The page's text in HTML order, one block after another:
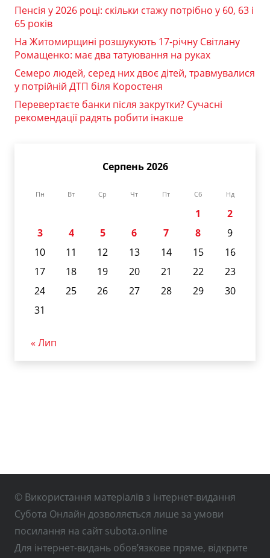
Пенсія у 2026 році: скільки стажу потрібно у 60, 63 і
65 років
На Житомирщині розшукують 17-річну Світлану
Ромащенко: має два татуювання на руках
Семеро людей, серед них двоє дітей, травмувалися
у потрійній ДТП біля Коростеня
Перевертаєте банки після закрутки? Сучасні
рекомендації радять робити інакше
Серпень 2026
Пн Вт Ср Чт Пт Сб Нд
1
2
3
4 5 6 7 8
9
10
11 12 13 14 15
16
17
18 19 20 21 22
23
24
25 26 27 28 29
30
31
« Лип
© Використання матеріалів з інтернет-видання
Субота Онлайн дозволяється лише за умови
посилання на сайт subota.online
Для інтернет-видань обов’язкове пряме, відкрите